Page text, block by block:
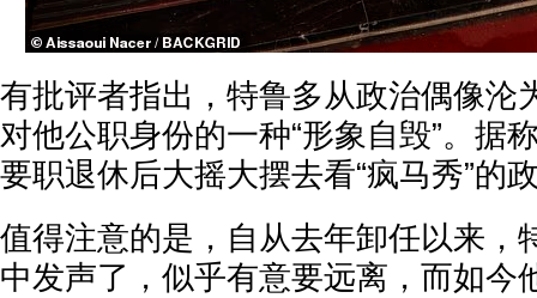
有批评者指出，特鲁多从政治偶像沦
对他公职身份的一种“形象自毁”。据
要职退休后大摇大摆去看“疯马秀”的
值得注意的是，自从去年卸任以来，
中发声了，似乎有意要远离，而如今